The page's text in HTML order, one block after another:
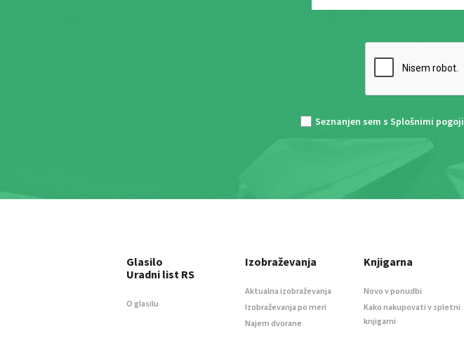
Seznanjen sem s Splošnimi pogoji
Glasilo
Uradni list RS
O glasilu
Izobraževanja
Aktualna izobraževanja
Izobraževanja po meri
Najem dvorane
Knjigarna
Novo v ponudbi
Kako nakupovati v spletni
knjigarni